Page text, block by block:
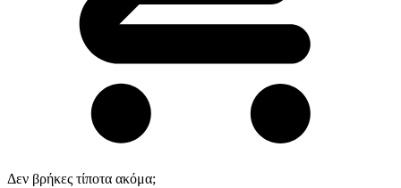
Δεν βρήκες τίποτα ακόμα;